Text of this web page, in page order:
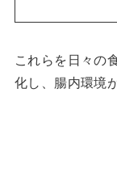
これらを日々の
化し、腸内環境